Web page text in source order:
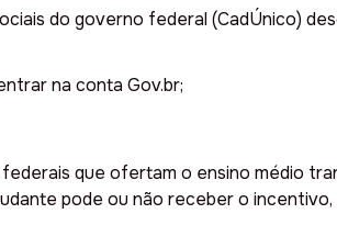
do governo federal (CadÚnico)
na conta Gov.br;
que ofertam o ensino médio
pode ou não receber o